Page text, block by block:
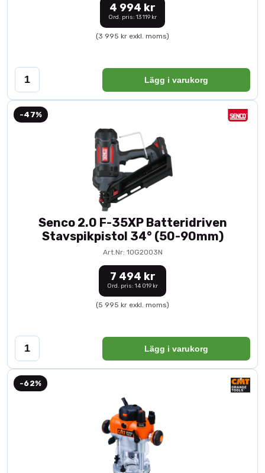
4 994 kr
Ord. pris: 13 119 kr
(3 995 kr exkl. moms)
Lägg i varukorg
-47%
Senco 2.0 F-35XP Batteridriven
Stavspikpistol 34° (50-90mm)
Art.Nr: 10G2003N
7 494 kr
Ord. pris: 14 019 kr
(5 995 kr exkl. moms)
Lägg i varukorg
-62%